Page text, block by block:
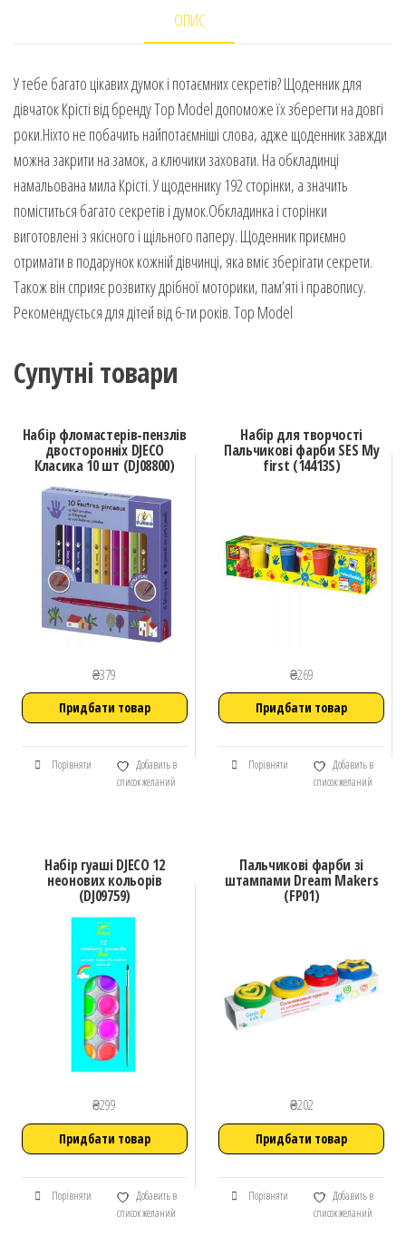
ОПИС
У тебе багато цікавих думок і потаємних секретів? Щоденник для
дівчаток Крісті від бренду Top Model допоможе їх зберегти на довгі
роки.Ніхто не побачить найпотаємніші слова, адже щоденник завжди
можна закрити на замок, а ключики заховати. На обкладинці
намальована мила Крісті. У щоденнику 192 сторінки, а значить
поміститься багато секретів і думок.Обкладинка і сторінки
виготовлені з якісного і щільного паперу. Щоденник приємно
отримати в подарунок кожній дівчинці, яка вміє зберігати секрети.
Також він сприяє розвитку дрібної моторики, пам’яті і правопису.
Рекомендується для дітей від 6-ти років. Top Model
Супутні товари
Набір фломастерів-пензлів
двосторонніх DJECO
Класика 10 шт (DJ08800)
₴379
Придбати товар
Порівняти
Добавить в
список желаний
Набір для творчості
Пальчикові фарби SES My
first (14413S)
₴269
Придбати товар
Порівняти
Добавить в
список желаний
Набір гуаші DJECO 12
неонових кольорів
(DJ09759)
₴299
Придбати товар
Порівняти
Добавить в
список желаний
Пальчикові фарби зі
штампами Dream Makers
(FP01)
₴202
Придбати товар
Порівняти
Добавить в
список желаний